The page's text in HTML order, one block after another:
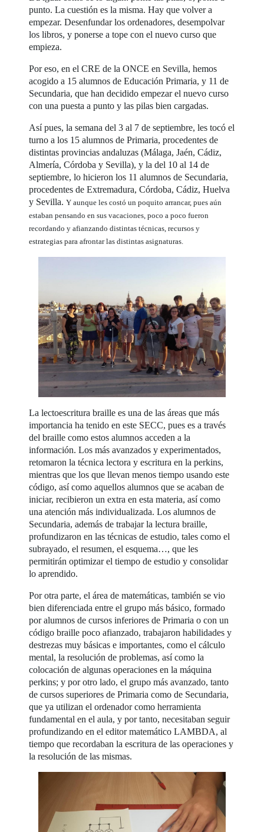
punto. La cuestión es la misma. Hay que volver a
empezar. Desenfundar los ordenadores, desempolvar
los libros, y ponerse a tope con el nuevo curso que
empieza.
Por eso, en el CRE de la ONCE en Sevilla, hemos
acogido a 15 alumnos de Educación Primaria, y 11 de
Secundaria, que han decidido empezar el nuevo curso
con una puesta a punto y las pilas bien cargadas.
Así pues, la semana del 3 al 7 de septiembre, les tocó el
turno a los 15 alumnos de Primaria, procedentes de
distintas provincias andaluzas (Málaga, Jaén, Cádiz,
Almería, Córdoba y Sevilla), y la del 10 al 14 de
septiembre, lo hicieron los 11 alumnos de Secundaria,
procedentes de Extremadura, Córdoba, Cádiz, Huelva
y Sevilla.Y aunque les costó un poquito arrancar, pues aún
estaban pensando en sus vacaciones, poco a poco fueron
recordando y afianzando distintas técnicas, recursos y
estrategias para afrontar las distintas asignaturas.
La lectoescritura braille es una de las áreas que más
importancia ha tenido en este SECC, pues es a través
del braille como estos alumnos acceden a la
información. Los más avanzados y experimentados,
retomaron la técnica lectora y escritura en la perkins,
mientras que los que llevan menos tiempo usando este
código, así como aquellos alumnos que se acaban de
iniciar, recibieron un extra en esta materia, así como
una atención más individualizada. Los alumnos de
Secundaria, además de trabajar la lectura braille,
profundizaron en las técnicas de estudio, tales como el
subrayado, el resumen, el esquema…, que les
permitirán optimizar el tiempo de estudio y consolidar
lo aprendido.
Por otra parte, el área de matemáticas, también se vio
bien diferenciada entre el grupo más básico, formado
por alumnos de cursos inferiores de Primaria o con un
código braille poco afianzado, trabajaron habilidades y
destrezas muy básicas e importantes, como el cálculo
mental, la resolución de problemas, así como la
colocación de algunas operaciones en la máquina
perkins; y por otro lado, el grupo más avanzado, tanto
de cursos superiores de Primaria como de Secundaria,
que ya utilizan el ordenador como herramienta
fundamental en el aula, y por tanto, necesitaban seguir
profundizando en el editor matemático LAMBDA, al
tiempo que recordaban la escritura de las operaciones y
la resolución de las mismas.